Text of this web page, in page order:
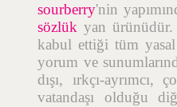
sourberry'nin
sözlük yan
kabul ettiği tüm yasal
yorum ve
dışı, ırkçı-
vatandaşı olduğu